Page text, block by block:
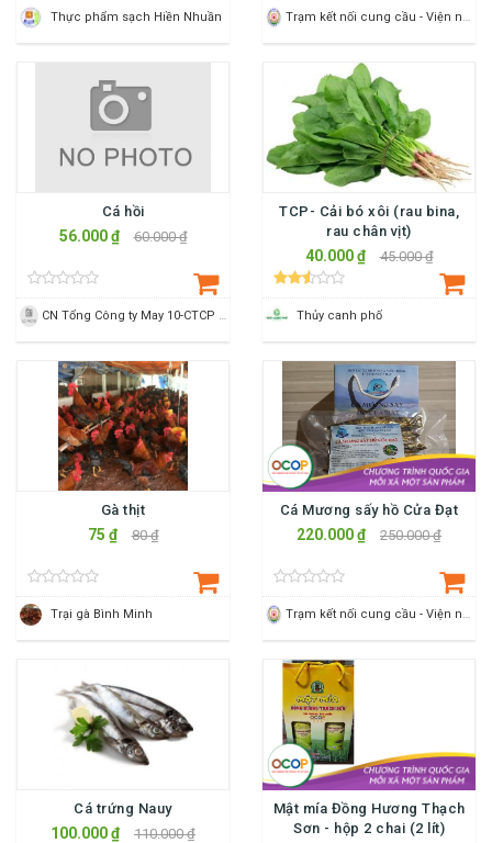
Thực phẩm sạch Hiền Nhuần
Cá hồi
56.000 ₫ 60.000 ₫
TCP- Cải bó xôi (rau bina,
rau chân vịt)
40.000 ₫ 45.000 ₫
Thủy canh phố
Gà thịt
75 ₫ 80 ₫
Trại gà Bình Minh
Cá Mương sấy hồ Cửa Đạt
220.000 ₫ 250.000 ₫
Cá trứng Nauy
100.000 ₫ 110.000 ₫
Mật mía Đồng Hương Thạch
Sơn - hộp 2 chai (2 lít)